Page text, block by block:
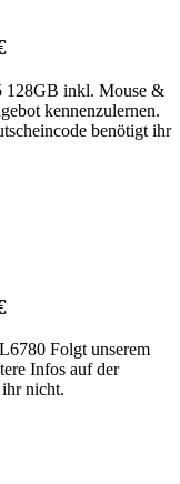
128GB inkl. Mouse &
kennenzulernen.
benötigt ihr
Folgt unserem
Infos auf der
nicht.